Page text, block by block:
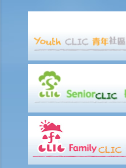
3. 如果我涉及假结婚，这是否自动意味
M. 婚姻状况记录
N. 常见问题
1. 在香港结婚有年龄限制吗？
2. 我的妻子是澳洲人。我想她来香港与
3. 我几年前在内地结婚，但后来丈夫离
4. 我怀疑妻子红杏出墙，我可否藉此理由
5. 我是一名女性，与男朋友同居，并不
会较少吗？
6. 我快将要结婚了。我的父亲很富有，